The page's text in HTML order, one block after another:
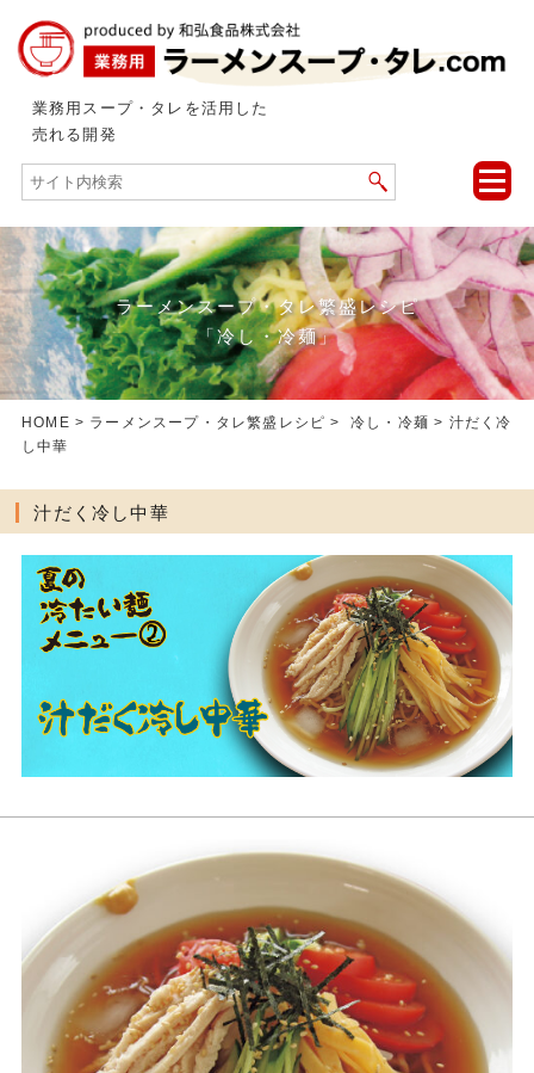
業務用スープ・タレを活用した
売れる開発
toggle
ラーメンスープ・タレ繁盛レシピ
「冷し・冷麺」
HOME > ラーメンスープ・タレ繁盛レシピ >冷し・冷麺 > 汁だく冷
し中華
汁だく冷し中華